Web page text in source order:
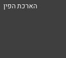
הארכת הפין